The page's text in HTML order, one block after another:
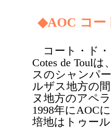
◆AOC コー
コート・ド
Cotes de Toulは
スのシャンパ
ルザス地方の
ヌ地方のアペ
1998年にAOC
培地はトゥー